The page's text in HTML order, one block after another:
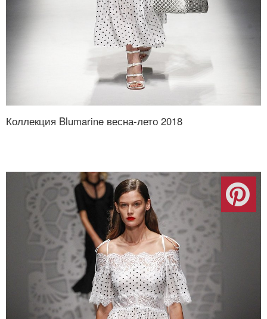
Коллекция Blumarine весна-лето 2018